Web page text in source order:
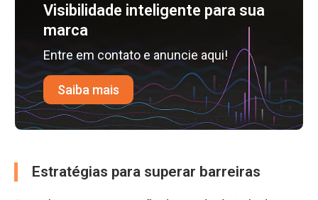
Visibilidade inteligente para sua
marca
Entre em contato e anuncie aqui!
Saiba mais
Estratégias para superar barreiras